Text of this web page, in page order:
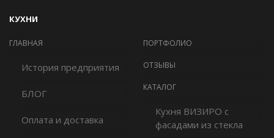
КУХНИ
ГЛАВНАЯ
История предприятия
БЛОГ
Оплата и доставка
ПОРТФОЛИО
ОТЗЫВЫ
КАТАЛОГ
Кухня ВИЗИРО с
фасадами из стекла